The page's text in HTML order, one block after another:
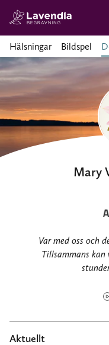
Hälsningar Bildspel
Mary
Var med oss och
Tillsammans
Aktuellt